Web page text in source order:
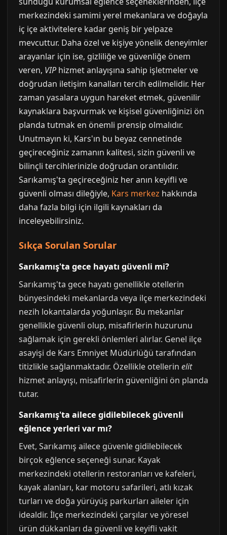
merkezindeki samimi yerel mekanlara ve doğayla
iç içe aktivitelere kadar geniş bir yelpaze
mevcuttur. Daha özel ve kişiye yönelik deneyimler
arayanlar için ise, gizliliğe ve güvenliğe önem
veren, VIP hizmet anlayışına sahip işletmeler ve
doğrudan iletişim kanalları tercih edilmelidir. Her
zaman yasalara uygun hareket etmek, güvenilir
kaynaklara başvurmak ve kişisel güvenliğinizi ön
planda tutmak en önemli prensip olmalıdır.
Unutmayın ki, Kars'ın bu beyaz cennetinde
geçireceğiniz zamanın kalitesi, sizin güvenli ve
bilinçli tercihlerinizle doğrudan orantılıdır.
Sarıkamış'ta geçireceğiniz her anın keyifli ve
güvenli olması dileğiyle, Kars merkez hakkında
daha fazla bilgi için ilgili kaynakları da
inceleyebilirsiniz.
Sıkça Sorulan Sorular
Sarıkamış'ta gece hayatı güvenli mi?
Sarıkamış'ta gece hayatı genellikle otellerin
bünyesindeki mekanlarda veya ilçe merkezindeki
nezih lokantalarda yoğunlaşır. Bu mekanlar
genellikle güvenli olup, misafirlerin huzurunu
sağlamak için gerekli önlemleri alırlar. Genel ilçe
asayişi de Kars Emniyet Müdürlüğü tarafından
titizlikle sağlanmaktadır. Özellikle otellerin elit
hizmet anlayışı, misafirlerin güvenliğini ön planda
tutar.
Sarıkamış'ta ailece gidilebilecek güvenli
eğlence yerleri var mı?
Evet, Sarıkamış ailece güvenle gidilebilecek
birçok eğlence seçeneği sunar. Kayak
merkezindeki otellerin restoranları ve kafeleri,
kayak alanları, kar motoru safarileri, atlı kızak
turları ve doğa yürüyüş parkurları aileler için
idealdir. İlçe merkezindeki çarşılar ve yöresel
ürün dükkanları da güvenli ve keyifli vakit